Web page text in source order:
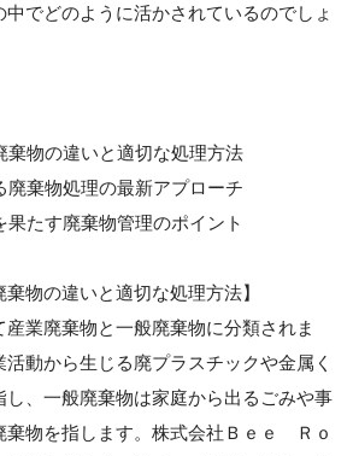
でどのように活かされているのでしょ
棄物の違いと適切な処理方法
廃棄物処理の最新アプローチ
果たす廃棄物管理のポイント
棄物の違いと適切な処理方法】
業廃棄物と一般廃棄物に分類されま
動から生じる廃プラスチックや金属く
、一般廃棄物は家庭から出るごみや事
棄物を指します。株式会社Ｂｅｅ Ｒｏ